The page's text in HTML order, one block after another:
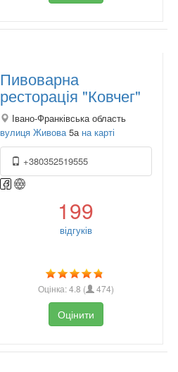
Пивоварна
ресторація "Ковчег"
Івано-Франківська область
вулиця Живова 5а на карті
+380352519555
199
відгуків
Оцінка:4.8 ( 474)
Оцінити